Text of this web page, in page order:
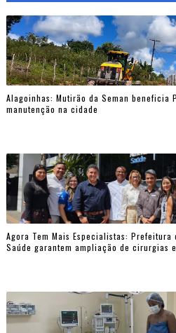
Alagoinhas: Mutirão da Seman beneficia
manutenção na cidade
Agora Tem Mais Especialistas:
Saúde garantem ampliação de cirurgias